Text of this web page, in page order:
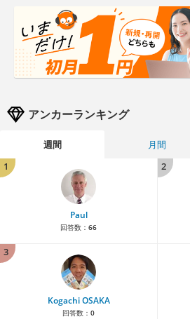
アンカーランキング
週間 月間
1
Paul
回答数： 66
2
3
Kogachi OSAKA
回答数： 0